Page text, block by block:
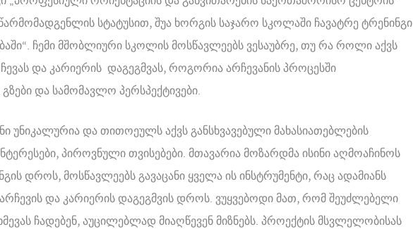
სტატუსით, შუა ხორგის საჯარო სკოლაში ჩავატრე ტრენინგი
ჩემი მშობლიური სკოლის მოსწავლეებს ვესაუბრე, თუ რა როლი აქვს
და კარიერის დაგეგმვას, როგორია არჩევანის პროცესში
და სამომავლო პერსპექტივები.
უნიკალურია და თითოეულს აქვს განსხვავებული მახასიათებლების
პიროვნული თვისებები. მთავარია მოზარდმა ისინი აღმოაჩინოს
დროს, მოსწავლეებს გავაცანი ყველა ის ინსტრუმენტი, რაც ადამიანს
და კარიერის დაგეგმვის დროს. ვუყვებოდი მათ, რომ შეუძლებელი
ჩადებენ, აუცილებლად მიაღწევენ მიზნებს. პროექტის მსვლელობისას